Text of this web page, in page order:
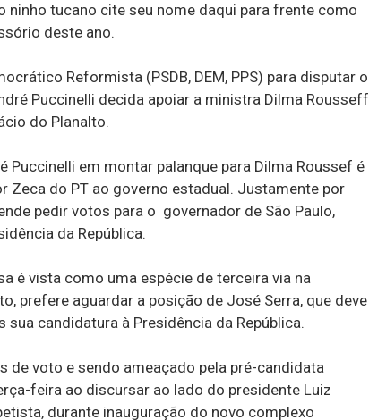
ninho tucano cite seu nome daqui para frente como
deste ano.
Reformista (PSDB, DEM, PPS) para disputar o
Puccinelli decida apoiar a ministra Dilma Rousseff
do Planalto.
Puccinelli em montar palanque para Dilma Roussef é
Zeca do PT ao governo estadual. Justamente por
pedir votos para o governador de São Paulo,
da República.
é vista como uma espécie de terceira via na
prefere aguardar a posição de José Serra, que deve
candidatura à Presidência da República.
de voto e sendo ameaçado pela pré-candidata
feira ao discursar ao lado do presidente Luiz
durante inauguração do novo complexo